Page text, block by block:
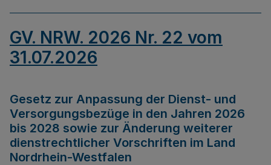
GV. NRW. 2026 Nr. 22 vom
31.07.2026
Gesetz zur Anpassung der Dienst- und
Versorgungsbezüge in den Jahren 2026
bis 2028 sowie zur Änderung weiterer
dienstrechtlicher Vorschriften im Land
Nordrhein-Westfalen